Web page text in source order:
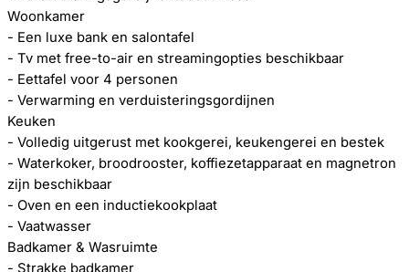
Woonkamer
- Een luxe bank en salontafel
- Tv met free-to-air en streamingopties beschikbaar
- Eettafel voor 4 personen
- Verwarming en verduisteringsgordijnen
Keuken
- Volledig uitgerust met kookgerei, keukengerei en bestek
- Waterkoker, broodrooster, koffiezetapparaat en magnetron
zijn beschikbaar
- Oven en een inductiekookplaat
- Vaatwasser
Badkamer & Wasruimte
- Strakke badkamer